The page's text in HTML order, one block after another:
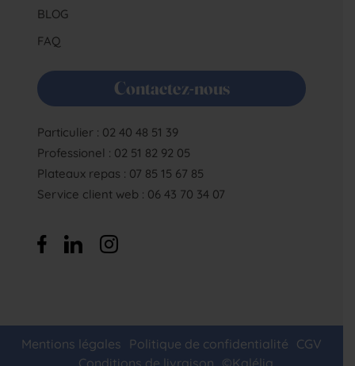
BLOG
FAQ
Contactez-nous
Particulier : 02 40 48 51 39
Professionel : 02 51 82 92 05
Plateaux repas : 07 85 15 67 85
Service client web : 06 43 70 34 07
Mentions légales Politique de confidentialité CGV
Conditions de livraison ©Kalélia